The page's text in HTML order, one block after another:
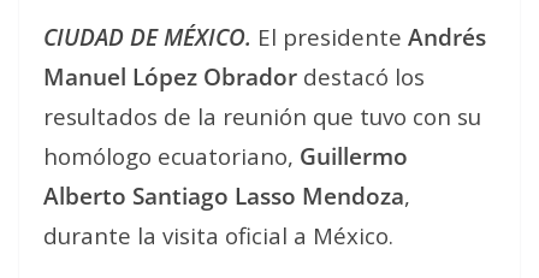
CIUDAD DE MÉXICO. El presidente Andrés
Manuel López Obrador destacó los
resultados de la reunión que tuvo con su
homólogo ecuatoriano, Guillermo
Alberto Santiago Lasso Mendoza,
durante la visita oficial a México.